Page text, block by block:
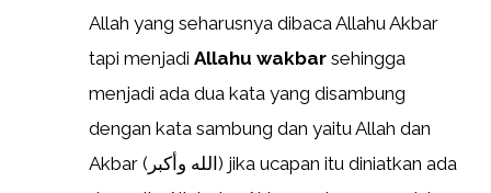
Allah yang seharusnya dibaca Allahu Akbar
tapi menjadi Allahu wakbar sehingga
menjadi ada dua kata yang disambung
dengan kata sambung dan yaitu Allah dan
Akbar (الله وأكبر) jika ucapan itu diniatkan ada